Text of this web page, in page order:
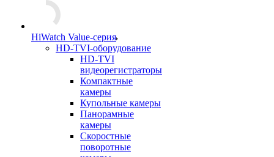
HiWatch Value-серия
HD-TVI-оборудование
HD-TVI
видеорегистраторы
Компактные
камеры
Купольные камеры
Панорамные
камеры
Скоростные
поворотные